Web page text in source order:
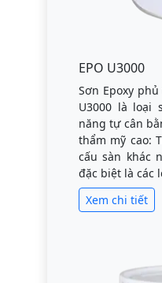
EPO U3000
Sơn Epoxy
U3000 là loại
năng tự cân
thẩm mỹ cao:
cấu sàn khác
đặc biệt là các
Xem chi tiết